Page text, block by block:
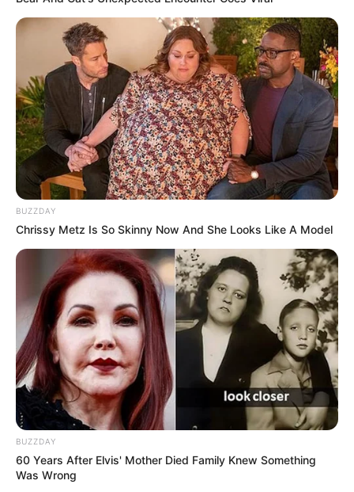
TJ - SP divulga edital do Concurso
Público com 88 vagas
Oportunidades são destinadas a profissionais que tenham
nível superior em qualquer área; confira.
Fonte: Da Redação
CONCURSO PÚBLICO 10/07/2023 Foto: Ilustrativa
BUZZDAY
Chrissy Metz Is So Skinny Now And She Looks Like A Model
BUZZDAY
60 Years After Elvis' Mother Died Family Knew Something
Was Wrong